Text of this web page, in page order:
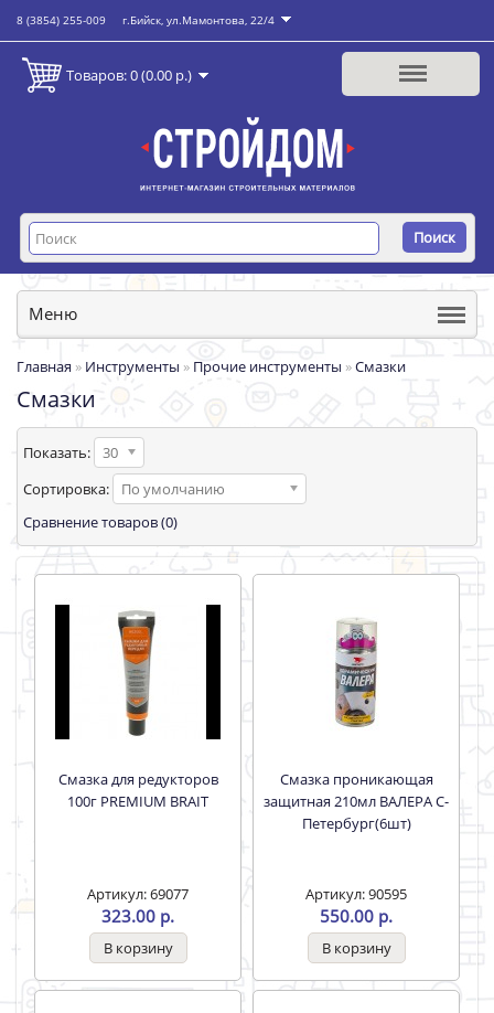
8 (3854) 255-009 г.Бийск, ул.Мамонтова, 22/4
Товаров: 0 (0.00 р.)
Поиск
Меню
Главная » Инструменты » Прочие инструменты »Смазки
Смазки
Показать:
30
Сортировка:
По умолчанию
Сравнение товаров (0)
Смазка для редукторов
100г PREMIUM BRAIT
Артикул: 69077
323.00 р.
Смазка проникающая
защитная 210мл ВАЛЕРА С-
Петербург(6шт)
Артикул: 90595
550.00 р.